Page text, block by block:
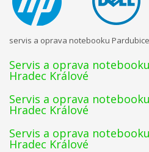
servis a oprava notebooku
Servis a oprava
Hradec Králové
Servis a oprava
Hradec Králové
Servis a oprava
Hradec Králové